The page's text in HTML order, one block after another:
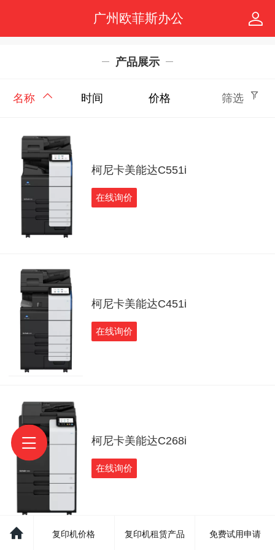
广州欧菲斯办公
产品展示
名称 时间 价格 筛选
柯尼卡美能达C551i
在线询价
柯尼卡美能达C451i
在线询价
柯尼卡美能达C268i
在线询价
复印机价格 复印机租赁产品 免费试用申请